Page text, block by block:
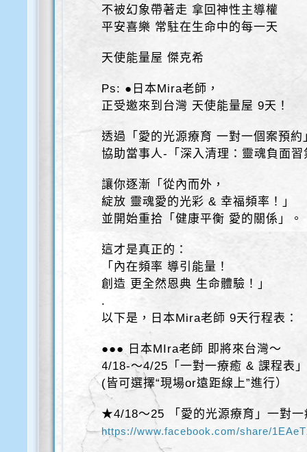
不被幻象帶著走 拿回神性主導權
平安喜樂 常駐在生命中的每一天
天使能量屋 傑克希
Ps: ●日本Mira老師，
正受邀來到台灣 天使能量屋 9天！
透過「愛的光源療育 一對一個案預約
協助當事人-「深入清理：靈魂負面習
讓你逐漸「從內而外，
綻放 靈魂愛的光彩 & 幸福頻率！」
並開始重拾「健康平衡 愛的關係」。
這才是真正的：
「內在頻率 導引能量！
創造 更全然恩典 生命體驗！」
.
以下是，日本Mira老師 9天行程表：
●●● 日本MIra老師 即將來台灣～
4/18-～4/25「一對一療癒 & 課程表
(皆可選擇“現場or遠距線上”進行）
★4/18～25 「愛的光源療育」一對一
https://www.facebook.com/share/